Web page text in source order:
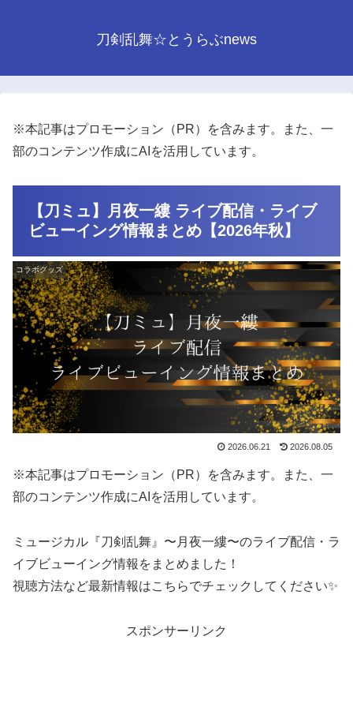
刀剣乱舞☆とうらぶnews
※本記事はプロモーション（PR）を含みます。また、一
部のコンテンツ作成にAIを活用しています。
【刀ミュ】月夜一縷 ライブ配信・ライブ
ビューイング情報まとめ【2026年秋】
コラボグッズ
2026.06.21 2026.08.05
※本記事はプロモーション（PR）を含みます。また、一
部のコンテンツ作成にAIを活用しています。
ミュージカル『刀剣乱舞』〜月夜一縷〜のライブ配信・ラ
イブビューイング情報をまとめました！
視聴方法など最新情報はこちらでチェックしてください✨
スポンサーリンク